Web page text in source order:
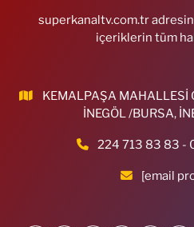
superkanaltv.com.tr
içeriklerin tüm
KEMALPAŞA MAHALLESİ
İNEGÖL /BURSA,
224 713 83 83 -
[email